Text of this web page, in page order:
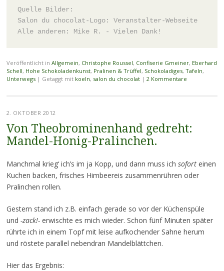
Quelle Bilder:
Salon du chocolat-Logo: Veranstalter-Webseite
Alle anderen: Mike R. - Vielen Dank!
Veröffentlicht in Allgemein, Christophe Roussel, Confiserie Gmeiner, Eberhard
Schell, Hohe Schokoladenkunst, Pralinen & Trüffel, Schokoladiges, Tafeln,
Unterwegs | Getaggt mit koeln, salon du chocolat | 2 Kommentare
2. OKTOBER 2012
Von Theobrominenhand gedreht:
Mandel-Honig-Pralinchen.
Manchmal krieg‘ ich’s im ja Kopp, und dann muss ich soforteinen
Kuchen backen, frisches Himbeereis zusammenrühren oder
Pralinchen rollen.
Gestern stand ich z.B. einfach gerade so vor der Küchenspüle
und -zack!-erwischte es mich wieder. Schon fünf Minuten später
rührte ich in einem Topf mit leise aufkochender Sahne herum
und röstete parallel nebendran Mandelblättchen.
Hier das Ergebnis: